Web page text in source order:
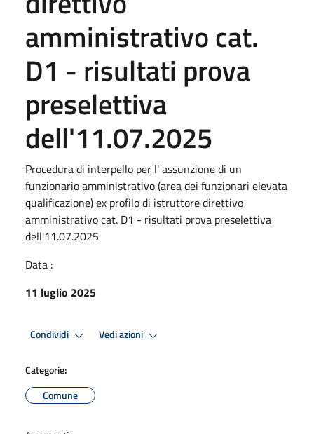
amministrativo cat.
D1 - risultati prova
preselettiva
dell'11.07.2025
Procedura di interpello per l' assunzione di un
funzionario amministrativo (area dei funzionari elevata
qualificazione) ex profilo di istruttore direttivo
amministrativo cat. D1 - risultati prova preselettiva
dell'11.07.2025
Data :
11 luglio 2025
Condividi Vedi azioni
Categorie:
Comune